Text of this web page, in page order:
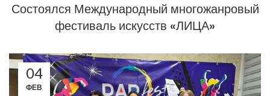
Состоялся Международный многожанровый
фестиваль искусств «ЛИЦА»
04
ФЕВ